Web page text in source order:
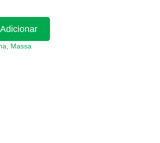
Adicionar
Massa